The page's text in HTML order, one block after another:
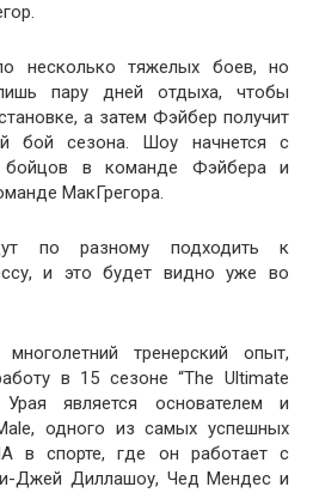
несколько тяжелых боев, но
пару дней отдыха, чтобы
а затем Фэйбер получит
бой сезона. Шоу начнется с
бойцов в команде Фэйбера и
МакГрегора.
по разному подходить к
и это будет видно уже во
тренерский опыт,
в 15 сезоне “The Ultimate
является основателем и
одного из самых успешных
в спорте, где он работает с
Джей Диллашоу, Чед Мендес и